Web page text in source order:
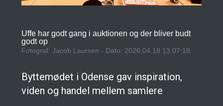
Uffe har godt gang i auktionen og der bliver budt
godt op
Fotograf: Jacob Laursen - Dato: 2026.04.18 13:07:18
Byttemødet i Odense gav inspiration,
viden og handel mellem samlere